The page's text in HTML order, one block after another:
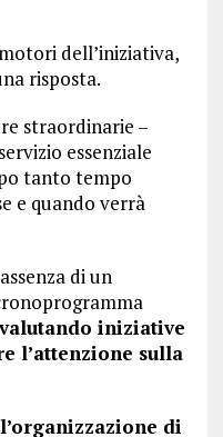
dell’iniziativa,
risposta.
straordinarie –
essenziale
tanto tempo
e quando verrà
di un
iniziative
l’attenzione sulla
l’organizzazione di